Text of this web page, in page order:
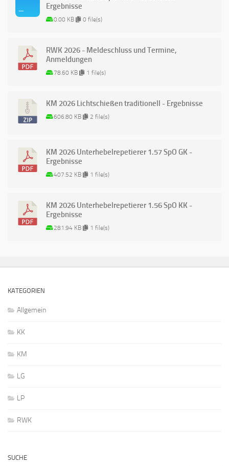
Ergebnisse
0.00 KB 0 file(s)
RWK 2026 - Meldeschluss und Termine,
Anmeldungen
78.60 KB 1 file(s)
KM 2026 Lichtschießen traditionell - Ergebnisse
606.80 KB 2 file(s)
KM 2026 Unterhebelrepetierer 1.57 SpO GK -
Ergebnisse
407.52 KB 1 file(s)
KM 2026 Unterhebelrepetierer 1.56 SpO KK -
Ergebnisse
281.94 KB 1 file(s)
KATEGORIEN
Allgemein
KK
KM
LG
LP
RWK
SUCHE